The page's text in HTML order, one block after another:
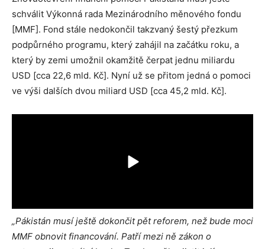
schválit Výkonná rada Mezinárodního měnového fondu
[MMF]. Fond stále nedokončil takzvaný šestý přezkum
podpůrného programu, který zahájil na začátku roku, a
který by zemi umožnil okamžitě čerpat jednu miliardu
USD [cca 22,6 mld. Kč]. Nyní už se přitom jedná o pomoci
ve výši dalších dvou miliard USD [cca 45,2 mld. Kč].
„Pákistán musí ještě dokončit pět reforem, než bude moci
MMF obnovit financování. Patří mezi ně zákon o